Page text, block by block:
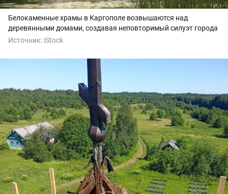
Белокаменные храмы в Каргополе возвышаются над
деревянными домами, создавая неповторимый силуэт города
Источник: iStock